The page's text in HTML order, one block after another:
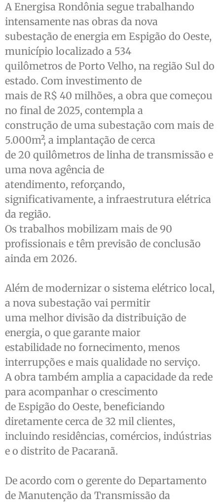
A Energisa Rondônia segue trabalhando
intensamente nas obras da nova
subestação de energia em Espigão do Oeste,
município localizado a 534
quilômetros de Porto Velho, na região Sul do
estado. Com investimento de
mais de R$ 40 milhões, a obra que começou
no final de 2025, contempla a
construção de uma subestação com mais de
5.000m², a implantação de cerca
de 20 quilômetros de linha de transmissão e
uma nova agência de
atendimento, reforçando,
significativamente, a infraestrutura elétrica
da região.
Os trabalhos mobilizam mais de 90
profissionais e têm previsão de conclusão
ainda em 2026.
Além de modernizar o sistema elétrico local,
a nova subestação vai permitir
uma melhor divisão da distribuição de
energia, o que garante maior
estabilidade no fornecimento, menos
interrupções e mais qualidade no serviço.
A obra também amplia a capacidade da rede
para acompanhar o crescimento
de Espigão do Oeste, beneficiando
diretamente cerca de 32 mil clientes,
incluindo residências, comércios, indústrias
e o distrito de Pacaranã.
De acordo com o gerente do Departamento
de Manutenção da Transmissão da